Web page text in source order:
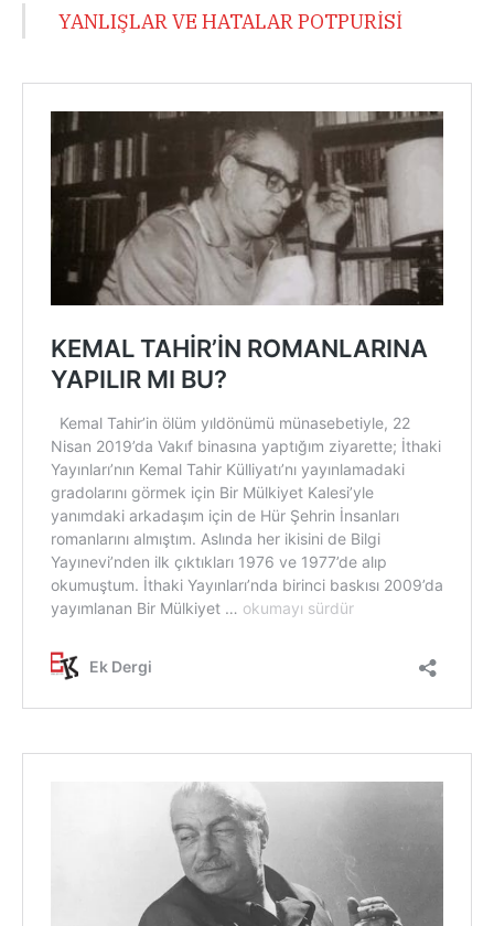
YANLIŞLAR VE HATALAR POTPURİSİ